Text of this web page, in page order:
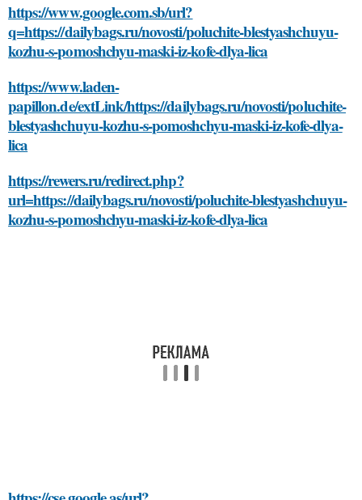
https://www.google.com.sb/url?
q=https://dailybags.ru/novosti/poluchite-blestyashchuyu-
kozhu-s-pomoshchyu-maski-iz-kofe-dlya-lica
https://www.laden-
papillon.de/extLink/https://dailybags.ru/novosti/poluchite-
blestyashchuyu-kozhu-s-pomoshchyu-maski-iz-kofe-dlya-
lica
https://rewers.ru/redirect.php?
url=https://dailybags.ru/novosti/poluchite-blestyashchuyu-
kozhu-s-pomoshchyu-maski-iz-kofe-dlya-lica